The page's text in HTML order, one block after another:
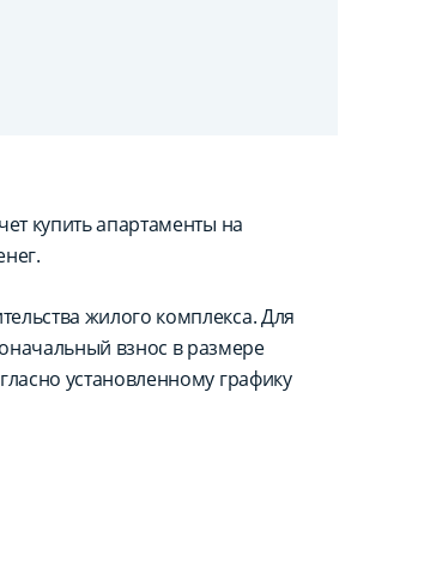
купить апартаменты на
жилого комплекса. Для
взнос в размере
установленному графику